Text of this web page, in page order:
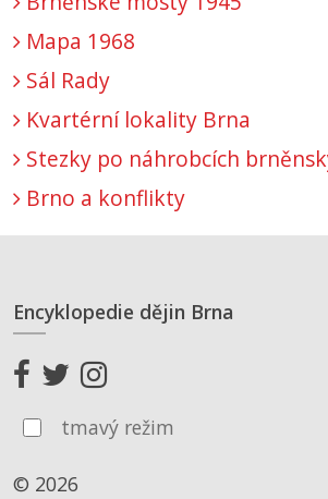
Mapa 1968
Sál Rady
Kvartérní lokality Brna
Stezky po náhrobcích
Brno a konflikty
Encyklopedie dějin Brna
tmavý režim
© 2026